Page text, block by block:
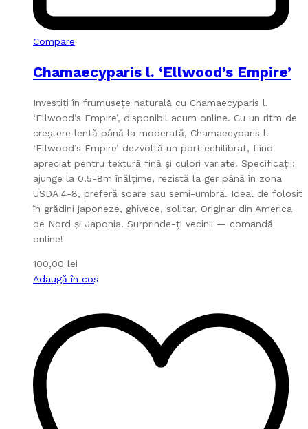
Compare
Chamaecyparis l. ‘Ellwood’s Empire’
Investiți în frumusețe naturală cu Chamaecyparis l.
‘Ellwood’s Empire’, disponibil acum online. Cu un ritm de
creștere lentă până la moderată, Chamaecyparis l.
‘Ellwood’s Empire’ dezvoltă un port echilibrat, fiind
apreciat pentru textură fină și culori variate. Specificații:
ajunge la 0.5-8m înălțime, rezistă la ger până în zona
USDA 4-8, preferă soare sau semi-umbră. Ideal de folosit
în grădini japoneze, ghivece, solitar. Originar din America
de Nord și Japonia. Surprinde-ți vecinii — comandă
online!
100,00 lei
Adaugă în coș